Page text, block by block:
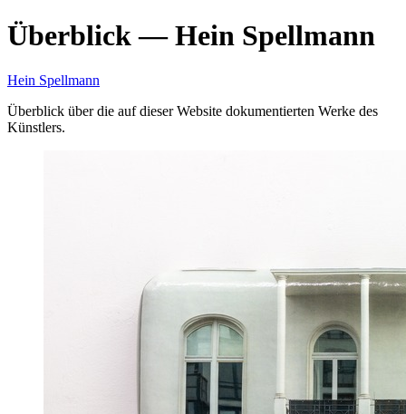
Überblick—Hein Spellmann
Hein Spellmann
Überblick über die auf dieser Website dokumentierten Werke des
Künstlers.